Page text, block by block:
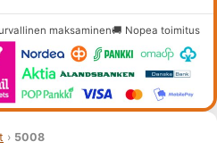
maksaminen🚚 Nopea toimitus
› 5008